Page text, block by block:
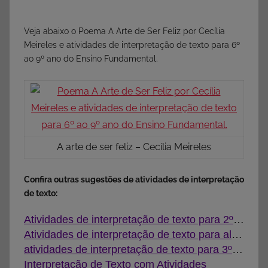
Veja abaixo o Poema A Arte de Ser Feliz por Cecília
Meireles e atividades de interpretação de texto para 6º
ao 9º ano do Ensino Fundamental.
A arte de ser feliz – Cecília Meireles
Confira outras sugestões de atividades de interpretação
de texto:
Atividades de interpretação de texto para 2º ano
Atividades de interpretação de texto para alunos do 4º ano
atividades de interpretação de texto para 3º ano
Interpretação de Texto com Atividades